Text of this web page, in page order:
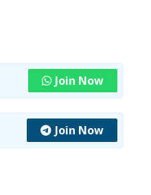
Join Now
Join Now